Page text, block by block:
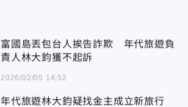
富國島丟包台人挨告詐欺 年代旅遊負
責人林大鈞獲不起訴
2026/02/05 14:52
年代旅遊林大鈞疑找金主成立新旅行